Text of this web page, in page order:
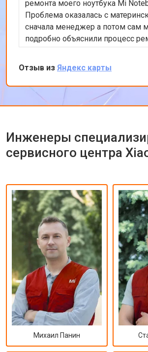
ремонта моего ноутбука Mi
Проблема оказалась с
сначала менеджер а потом сам
подробно объяснили процесс
оставил заявку, в обед курьер
вечеру ноутбук был готов-очень
Впечатлен оперативностью и
ремонта.
Отзыв из Яндекс карты
Инженеры
сервисного центра
Михаил Панин